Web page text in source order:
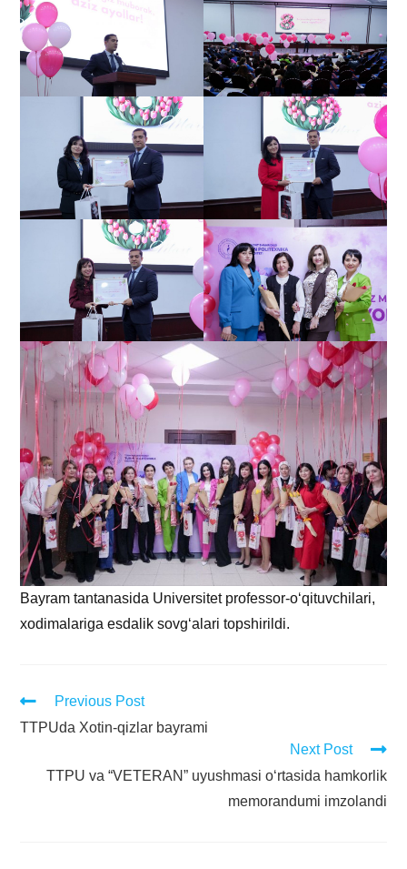
Bayram tantanasida Universitet professor-o‘qituvchilari,
xodimalariga esdalik sovg‘alari topshirildi.
Previous Post
TTPUda Xotin-qizlar bayrami
Next Post
TTPU va “VETERAN” uyushmasi o‘rtasida hamkorlik
memorandumi imzolandi